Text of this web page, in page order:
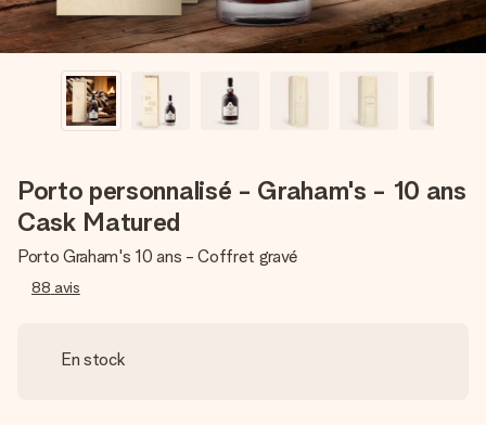
Porto personnalisé - Graham's - 10 ans
Cask Matured
Porto Graham's 10 ans - Coffret gravé
88 avis
En stock